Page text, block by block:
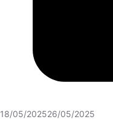
18/05/202526/05/2025